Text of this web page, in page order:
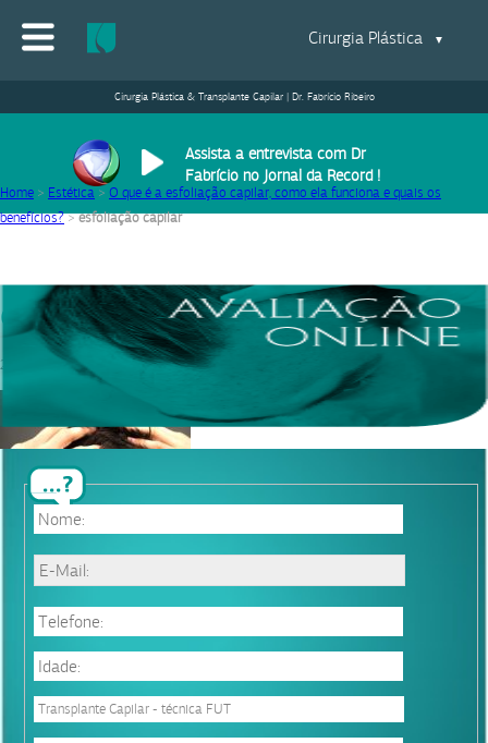
Cirurgia Plástica ▼
Cirurgia Plástica & Transplante Capilar | Dr. Fabrício Ribeiro
Assista a entrevista com Dr
Fabrício no Jornal da Record !
Home > Estética > O que é a esfoliação capilar, como ela funciona e quais os
benefícios?>esfoliação capilar
esfoliação capilar
22/02/2021|Equipe Dr. Fabrício Ribeiro